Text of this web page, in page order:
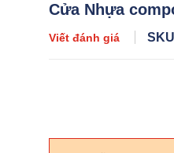
Cửa Nhựa
Viết đánh giá